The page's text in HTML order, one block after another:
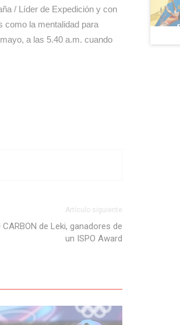
/ Líder de Expedición y con
como la mentalidad para
a las 5.40 a.m. cuando
Artículo siguiente
CARBON de Leki, ganadores de
un ISPO Award